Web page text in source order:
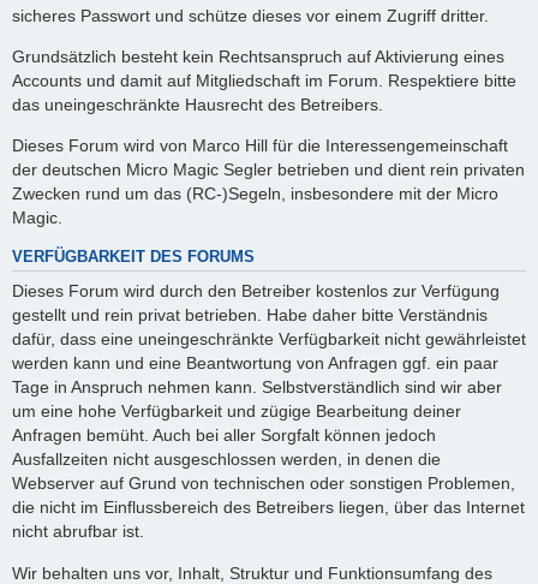
sicheres Passwort und schütze dieses vor einem Zugriff dritter.
Grundsätzlich besteht kein Rechtsanspruch auf Aktivierung eines
Accounts und damit auf Mitgliedschaft im Forum. Respektiere bitte
das uneingeschränkte Hausrecht des Betreibers.
Dieses Forum wird von Marco Hill für die Interessengemeinschaft
der deutschen Micro Magic Segler betrieben und dient rein privaten
Zwecken rund um das (RC-)Segeln, insbesondere mit der Micro
Magic.
VERFÜGBARKEIT DES FORUMS
Dieses Forum wird durch den Betreiber kostenlos zur Verfügung
gestellt und rein privat betrieben. Habe daher bitte Verständnis
dafür, dass eine uneingeschränkte Verfügbarkeit nicht gewährleistet
werden kann und eine Beantwortung von Anfragen ggf. ein paar
Tage in Anspruch nehmen kann. Selbstverständlich sind wir aber
um eine hohe Verfügbarkeit und zügige Bearbeitung deiner
Anfragen bemüht. Auch bei aller Sorgfalt können jedoch
Ausfallzeiten nicht ausgeschlossen werden, in denen die
Webserver auf Grund von technischen oder sonstigen Problemen,
die nicht im Einflussbereich des Betreibers liegen, über das Internet
nicht abrufbar ist.
Wir behalten uns vor, Inhalt, Struktur und Funktionsumfang des